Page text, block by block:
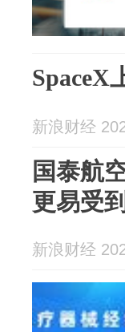
SpaceX
新浪财经
国泰航
更易受
新浪财经